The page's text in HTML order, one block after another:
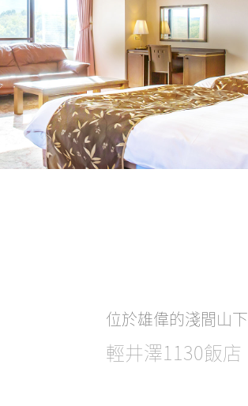
位於雄偉的淺間山下
輕井澤1130飯店